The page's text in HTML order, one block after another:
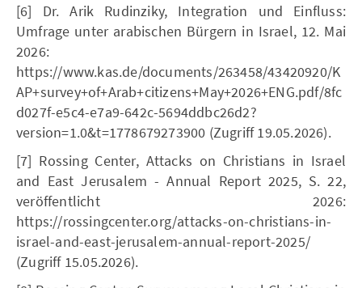
[6] Dr. Arik Rudinziky, Integration und Einfluss:
Umfrage unter arabischen Bürgern in Israel, 12. Mai
2026:
https://www.kas.de/documents/263458/43420920/K
AP+survey+of+Arab+citizens+May+2026+ENG.pdf/8fc
d027f-e5c4-e7a9-642c-5694ddbc26d2?
version=1.0&t=1778679273900 (Zugriff 19.05.2026).
[7] Rossing Center, Attacks on Christians in Israel
and East Jerusalem - Annual Report 2025, S. 22,
veröffentlicht 2026:
https://rossingcenter.org/attacks-on-christians-in-
israel-and-east-jerusalem-annual-report-2025/
(Zugriff 15.05.2026).